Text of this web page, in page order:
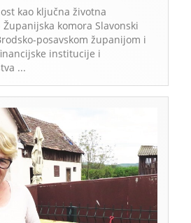
kao ključna životna
komora Slavonski
posavskom županijom i
institucije i
...